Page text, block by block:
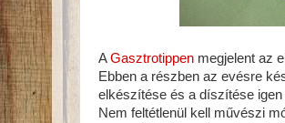
AGasztrotippen megjelent az
Ebben a részben az evésre
elkészítése és a díszítése igen
Nem feltétlenül kell művészi